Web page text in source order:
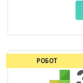
РОБОТ